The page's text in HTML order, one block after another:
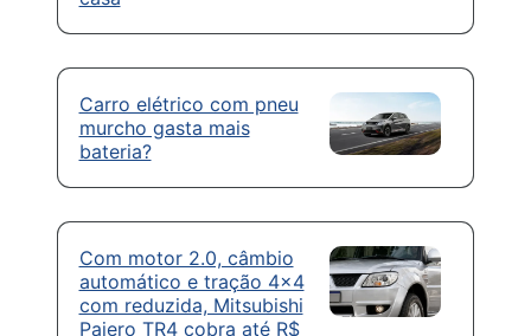
Carro elétrico com pneu
murcho gasta mais
bateria?
Com motor 2.0, câmbio
automático e tração 4×4
com reduzida, Mitsubishi
Pajero TR4 cobra até R$